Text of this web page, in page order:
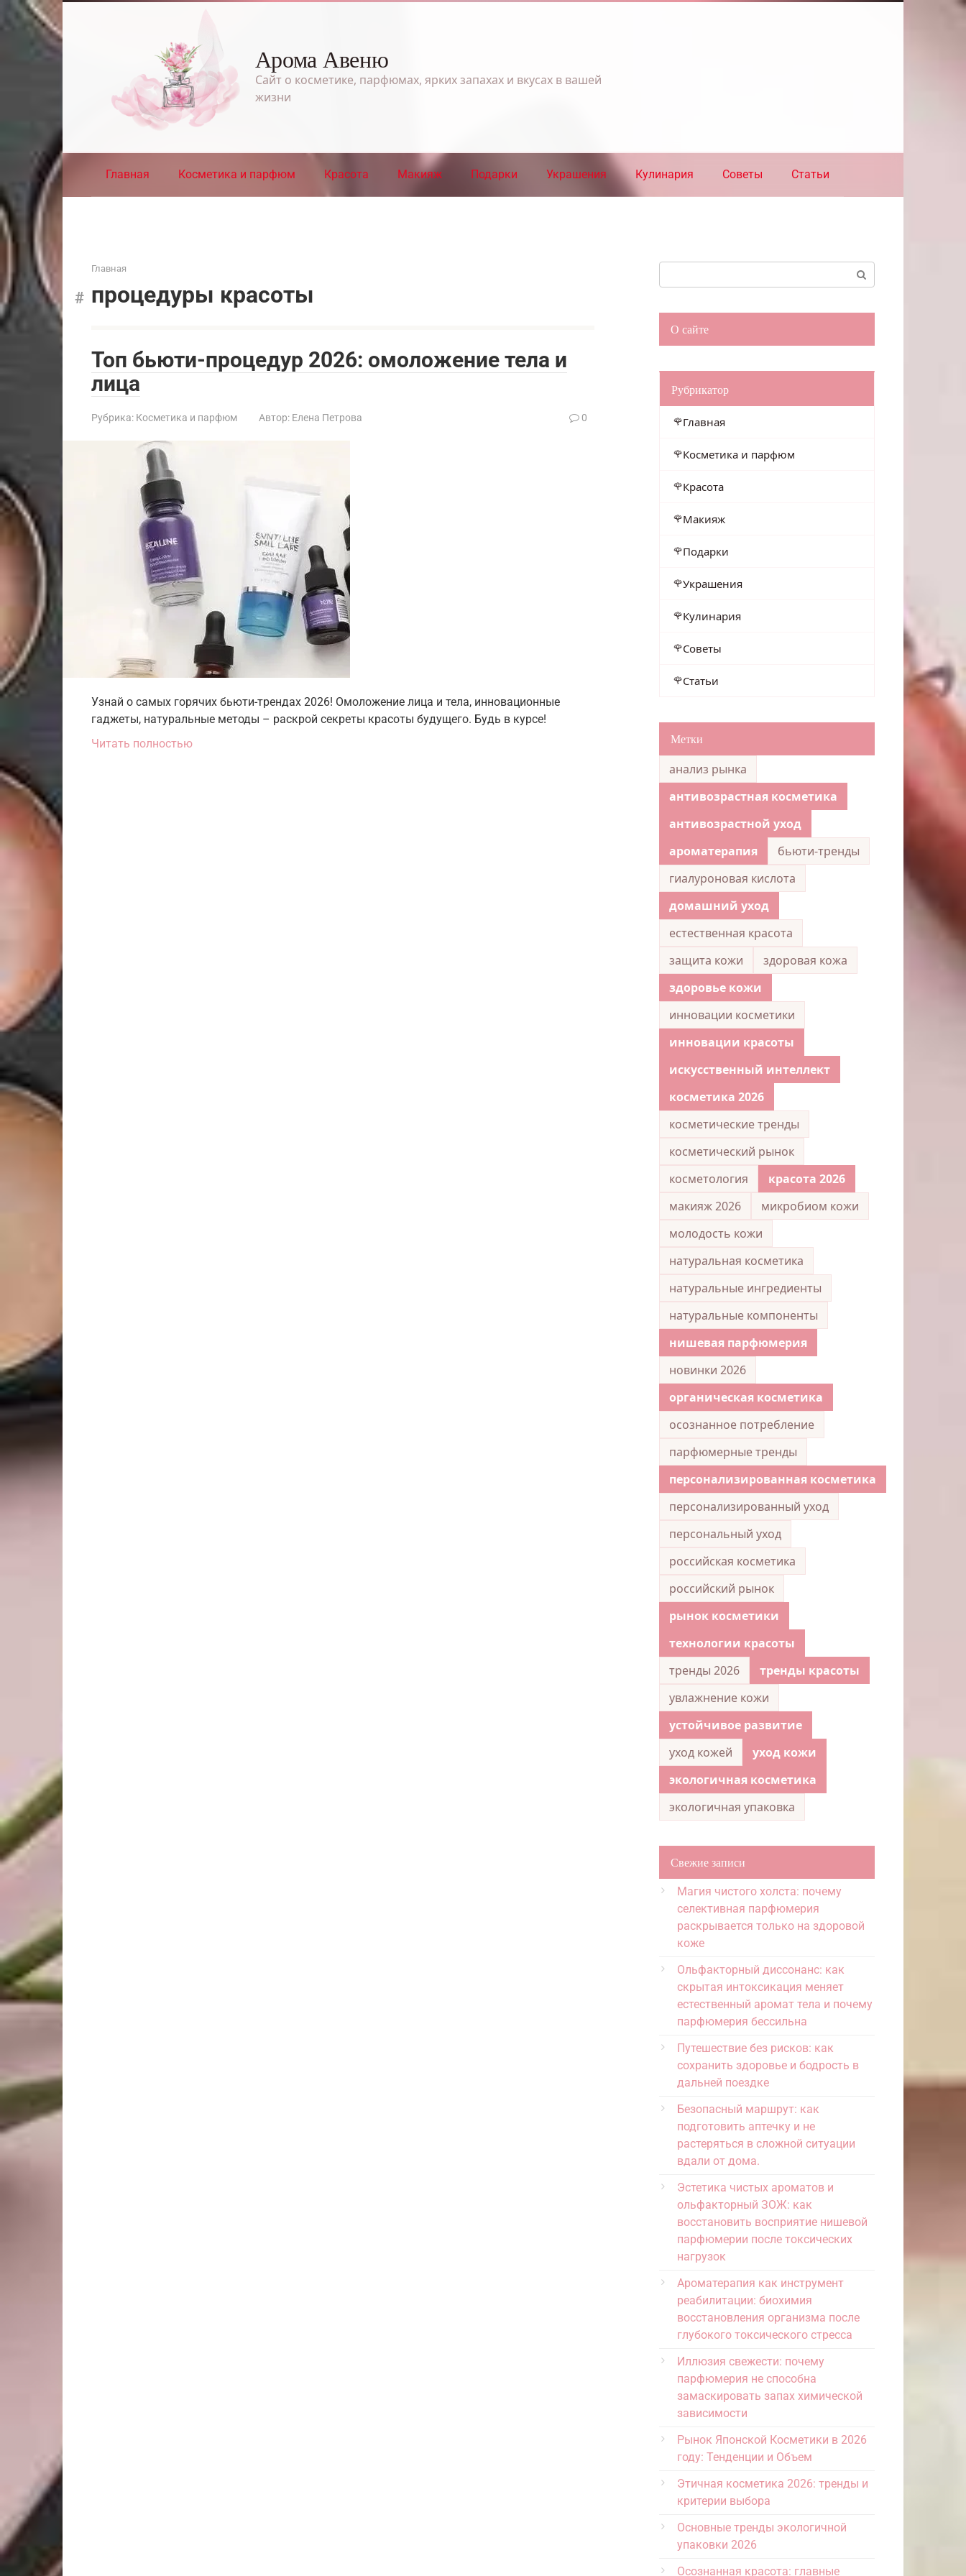
Перейти
к
контенту
Арома Авеню
Сайт о косметике, парфюмах, ярких запахах и вкусах в вашей
жизни
Главная Косметика и парфюм Красота Макияж Подарки Украшения Кулинария Советы Статьи
Главная
процедуры красоты
Топ бьюти-процедур 2026: омоложение тела и
лица
Рубрика: Косметика и парфюм Автор: Елена Петрова 0
Узнай о самых горячих бьюти-трендах 2026! Омоложение лица и тела, инновационные
гаджеты, натуральные методы – раскрой секреты красоты будущего. Будь в курсе!
Читать полностью
О сайте
Рубрикатор
Главная
Косметика и парфюм
Красота
Макияж
Подарки
Украшения
Кулинария
Советы
Статьи
Метки
анализ рынка
антивозрастная косметика
антивозрастной уход
ароматерапия
бьюти-тренды
гиалуроновая кислота
домашний уход
естественная красота
защита кожи
здоровая кожа
здоровье кожи
инновации косметики
инновации красоты
искусственный интеллект
косметика 2026
косметические тренды
косметический рынок
косметология
красота 2026
макияж 2026
микробиом кожи
молодость кожи
натуральная косметика
натуральные ингредиенты
натуральные компоненты
нишевая парфюмерия
новинки 2026
органическая косметика
осознанное потребление
парфюмерные тренды
персонализированная косметика
персонализированный уход
персональный уход
российская косметика
российский рынок
рынок косметики
технологии красоты
тренды 2026
тренды красоты
увлажнение кожи
устойчивое развитие
уход кожей
уход кожи
экологичная косметика
экологичная упаковка
Свежие записи
Магия чистого холста: почему
селективная парфюмерия
раскрывается только на здоровой
коже
Ольфакторный диссонанс: как
скрытая интоксикация меняет
естественный аромат тела и почему
парфюмерия бессильна
Путешествие без рисков: как
сохранить здоровье и бодрость в
дальней поездке
Безопасный маршрут: как
подготовить аптечку и не
растеряться в сложной ситуации
вдали от дома.
Эстетика чистых ароматов и
ольфакторный ЗОЖ: как
восстановить восприятие нишевой
парфюмерии после токсических
нагрузок
Ароматерапия как инструмент
реабилитации: биохимия
восстановления организма после
глубокого токсического стресса
Иллюзия свежести: почему
парфюмерия не способна
замаскировать запах химической
зависимости
Рынок Японской Косметики в 2026
году: Тенденции и Объем
Этичная косметика 2026: тренды и
критерии выбора
Основные тренды экологичной
упаковки 2026
Осознанная красота: главные